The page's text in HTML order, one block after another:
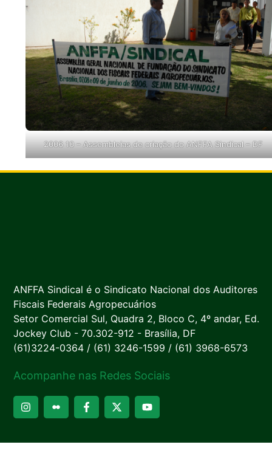
2006 10 – Assembleias de criação do ANFFA Sindical – DF
ANFFA Sindical é o Sindicato Nacional dos Auditores
Fiscais Federais Agropecuários
Setor Comercial Sul, Quadra 2, Bloco C, 4º andar, Ed.
Jockey Club - 70.302-912 - Brasília, DF
(61)3224-0364 / (61) 3246-1599 / (61) 3968-6573
Acompanhe nas Redes Sociais